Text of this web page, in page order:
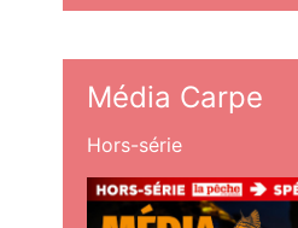
Média Carpe
Hors-série